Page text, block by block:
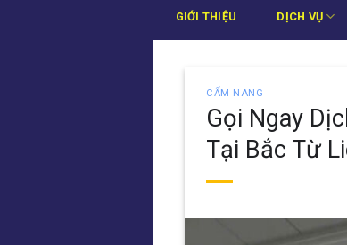
GIỚI THIỆU DỊCH VỤ
CẨM NANG
Gọi Ngay
Tại Bắc Từ